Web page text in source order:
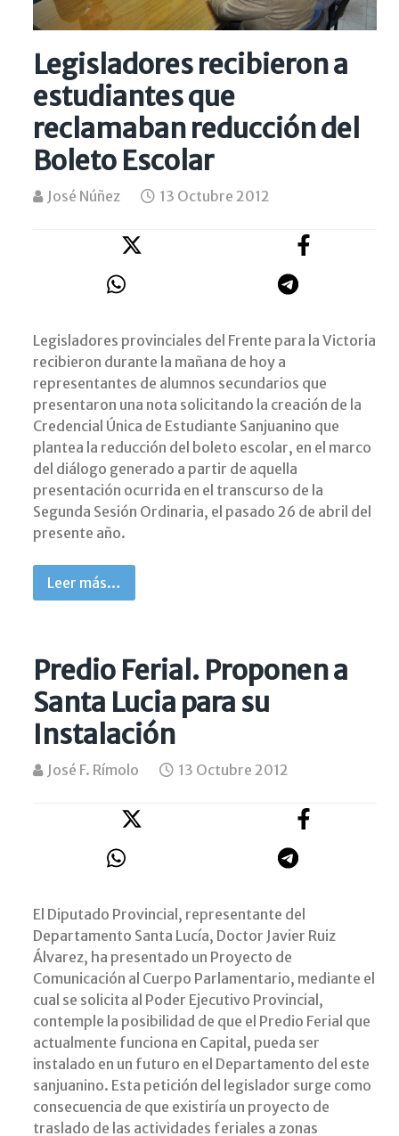
Legisladores recibieron a
estudiantes que
reclamaban reducción del
Boleto Escolar
José Núñez 13 Octubre 2012
Legisladores provinciales del Frente para la Victoria
recibieron durante la mañana de hoy a
representantes de alumnos secundarios que
presentaron una nota solicitando la creación de la
Credencial Única de Estudiante Sanjuanino que
plantea la reducción del boleto escolar, en el marco
del diálogo generado a partir de aquella
presentación ocurrida en el transcurso de la
Segunda Sesión Ordinaria, el pasado 26 de abril del
presente año.
Leer más…
Predio Ferial. Proponen a
Santa Lucia para su
Instalación
José F. Rímolo 13 Octubre 2012
El Diputado Provincial, representante del
Departamento Santa Lucía, Doctor Javier Ruiz
Álvarez, ha presentado un Proyecto de
Comunicación al Cuerpo Parlamentario, mediante el
cual se solicita al Poder Ejecutivo Provincial,
contemple la posibilidad de que el Predio Ferial que
actualmente funciona en Capital, pueda ser
instalado en un futuro en el Departamento del este
sanjuanino. Esta petición del legislador surge como
consecuencia de que existiría un proyecto de
traslado de las actividades feriales a zonas